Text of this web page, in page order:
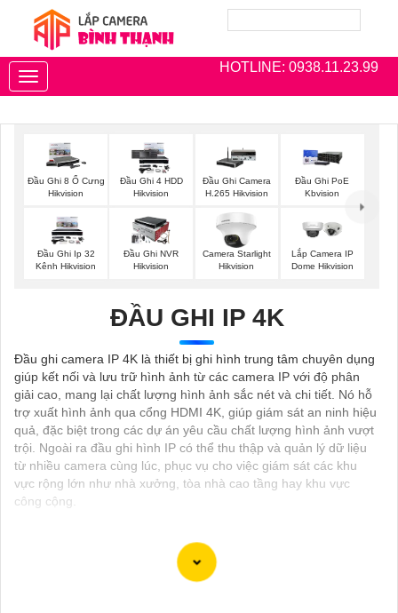
HOTLINE: 0938.11.23.99
Toggle
navigation
Đầu Ghi 8 Ổ Cưng
Hikvision
Đầu Ghi 4 HDD
Hikvision
Đầu Ghi Camera
H.265 Hikvision
Đầu Ghi PoE
Kbvision
Đầu Ghi Ip 32
Kênh Hikvision
Đầu Ghi NVR
Hikvision
Camera Starlight
Hikvision
Lắp Camera IP
Dome Hikvision
ĐẦU GHI IP 4K
Đầu ghi camera IP 4K là thiết bị ghi hình trung tâm chuyên dụng
giúp kết nối và lưu trữ hình ảnh từ các camera IP với độ phân
giải cao, mang lại chất lượng hình ảnh sắc nét và chi tiết. Nó hỗ
trợ xuất hình ảnh qua cổng HDMI 4K, giúp giám sát an ninh hiệu
quả, đặc biệt trong các dự án yêu cầu chất lượng hình ảnh vượt
trội. Ngoài ra đầu ghi hình IP có thể thu thập và quản lý dữ liệu
từ nhiều camera cùng lúc, phục vụ cho việc giám sát các khu
vực rộng lớn như nhà xưởng, tòa nhà cao tầng hay khu vực
công cộng.